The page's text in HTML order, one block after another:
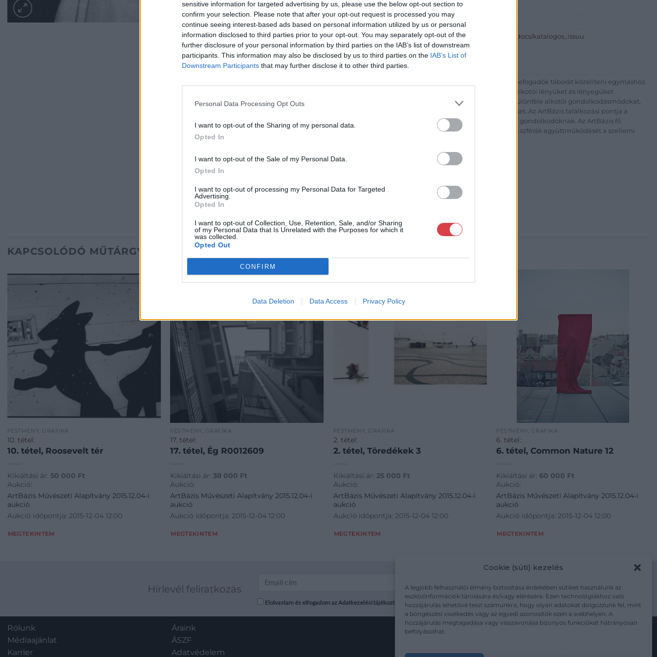
sensitive information for targeted advertising by us, please use the below opt-out section to
confirm your selection. Please note that after your opt-out request is processed you may
continue seeing interest-based ads based on personal information utilized by us or personal
information disclosed to third parties prior to your opt-out. You may separately opt-out of the
further disclosure of your personal information by third parties on the IAB’s list of downstream
participants. This information may also be disclosed by us to third parties on the IAB’s List of
Downstream Participants that may further disclose it to other third parties.
Personal Data Processing Opt Outs
I want to opt-out of the Sharing of my personal data.
Opted In
I want to opt-out of the Sale of my Personal Data.
Opted In
I want to opt-out of processing my Personal Data for Targeted
Advertising.
Opted In
I want to opt-out of Collection, Use, Retention, Sale, and/or Sharing
of my Personal Data that Is Unrelated with the Purposes for which it
was collected.
Opted Out
CONFIRM
Data Deletion Data Access Privacy Policy
Cookie (süti) kezelés
A legjobb felhasználói élmény biztosítása érdekében sütiket használunk az
eszközinformációk tárolására és/vagy elérésére. Ezen technológiákhoz való
hozzájárulás lehetővé teszi számunkra, hogy olyan adatokat dolgozzunk fel, mint
a böngészési viselkedés vagy az egyedi azonosítók ezen a webhelyen. A
hozzájárulás megtagadása vagy visszavonása bizonyos funkciókat hátrányosan
befolyásolhat.
1088 Budapest, Horánszky u.25
Telefon: +36-30-593-60-91
Weboldal:http://issuu.com/indagallery/docs/katalogos_issuu
Bemutatkozás: Az ArtBázis Összművészeti Műhely szeretné az alkotók és befogadók táborát közelíteni egymáshoz.
Az ArtBázison bemutatkozó alkotók lehetőséget kapnak arra, hogy egész alkotói lényüket és lényegüket
megmutassák. Az ArtBázis látogatóinak lehetősége nyílik megismerni a különféle alkotói gondolkodásmódokat,
motivációkat, módszereket, technikákat és a művek mögött rejlő embereket. Az ArtBázis találkozási pontja a
különféle érdeklődési területekről érkező alkotóknak, nyitott szellemiségű gondolkodóknak. Az ArtBázis fő
célkitűzése, hogy elősegítse a különféle műfajok, tudományos és kulturális szférák együttműködését a szellemi
GALÉRIA TOVÁBBI MŰTÁRGYAI
KAPCSOLÓDÓ MŰTÁRGYAK
FESTMÉNY, GRAFIKA
10. tétel:
10. tétel, Roosevelt tér
Kikiáltási ár: 50 000 Ft
Aukció:
ArtBázis Művészeti Alapítvány 2015.12.04-i
aukció
Aukció időpontja: 2015-12-04 12:00
MEGTEKINTEM
FESTMÉNY, GRAFIKA
17. tétel:
17. tétel, Ég R0012609
Kikiáltási ár:38 000 Ft
Aukció:
ArtBázis Művészeti Alapítvány 2015.12.04-i
aukció
Aukció időpontja: 2015-12-04 12:00
MEGTEKINTEM
FESTMÉNY, GRAFIKA
2. tétel:
2. tétel, Töredékek 3
Kikiáltási ár: 25 000 Ft
Aukció:
ArtBázis Művészeti Alapítvány 2015.12.04-i
aukció
Aukció időpontja: 2015-12-04 12:00
MEGTEKINTEM
FESTMÉNY, GRAFIKA
6. tétel:
6. tétel, Common Nature 12
Kikiáltási ár: 60 000 Ft
Aukció:
ArtBázis Művészeti Alapítvány 2015.12.04-i
aukció
Aukció időpontja: 2015-12-04 12:00
MEGTEKINTEM
Hírlevél feliratkozás
Elolvastam és elfogadom az Adatkezelési tájékoztatót: mutargy.com/adatkezelesi-tajekoztato/
Rólunk
Médiaajánlat
Karrier
Áraink
ÁSZF
Adatvédelem